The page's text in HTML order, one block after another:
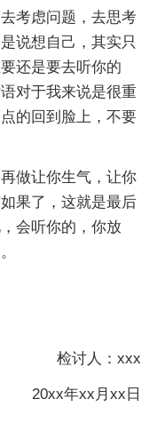
考虑问题，去思考
说想自己，其实只
还是要去听你的
对于我来说是很重
的回到脸上，不要
做让你生气，让你
果了，这就是最后
会听你的，你放
检讨人：xxx
20xx年xx月xx日